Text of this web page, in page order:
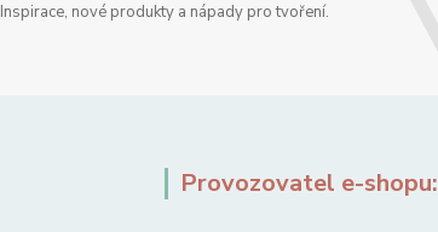
Inspirace, nové produkty a nápady pro tvoření.
Provozovatel e-shopu: